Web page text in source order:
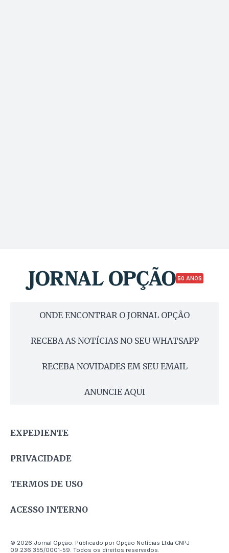
50 ANOS
ONDE ENCONTRAR O JORNAL OPÇÃO
RECEBA AS NOTÍCIAS NO SEU WHATSAPP
RECEBA NOVIDADES EM SEU EMAIL
ANUNCIE AQUI
EXPEDIENTE
PRIVACIDADE
TERMOS DE USO
ACESSO INTERNO
© 2026 Jornal Opção. Publicado por Opção Notícias Ltda CNPJ
09.236.355/0001-59. Todos os direitos reservados.